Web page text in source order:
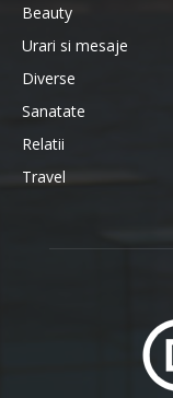
Beauty
Urari si mesaje
Diverse
Sanatate
Relatii
Travel